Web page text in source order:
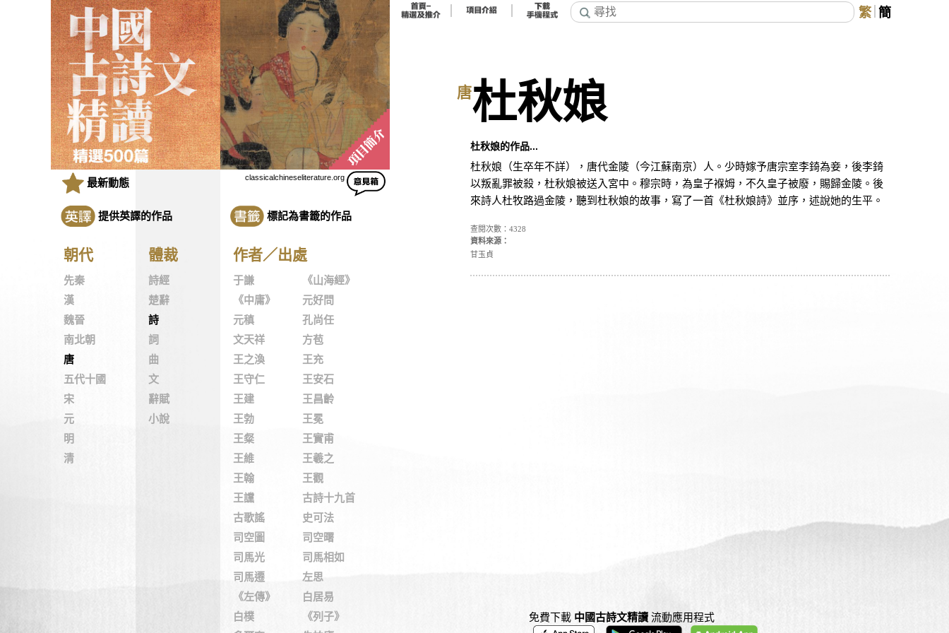
繁 簡
classicalchineseliterature.org
最新動態
提供英譯的作品 標記為書籤的作品
朝代
先秦
漢
魏晉
南北朝
唐
五代十國
宋
元
明
清
體裁
詩經
楚辭
詩
詞
曲
文
辭賦
小說
作者／出處
于謙
《山海經》
《中庸》
元好問
元稹
孔尚任
文天祥
方苞
王之渙
王充
王守仁
王安石
王建
王昌齡
王勃
王冕
王粲
王實甫
王維
王羲之
王翰
王觀
王讜
古詩十九首
古歌謠
史可法
司空圖
司空曙
司馬光
司馬相如
司馬遷
左思
《左傳》
白居易
白樸
《列子》
唐杜秋娘
杜秋娘的作品...
杜秋娘（生卒年不詳），唐代金陵（今江蘇南京）人。少時嫁予唐宗室李錡為妾，後李錡
以叛亂罪被殺，杜秋娘被送入宮中。穆宗時，為皇子褓姆，不久皇子被廢，賜歸金陵。後
來詩人杜牧路過金陵，聽到杜秋娘的故事，寫了一首《杜秋娘詩》並序，述說她的生平。
查閱次數：4328
資料來源：
甘玉貞
免費下載 中國古詩文精讀流動應用程式